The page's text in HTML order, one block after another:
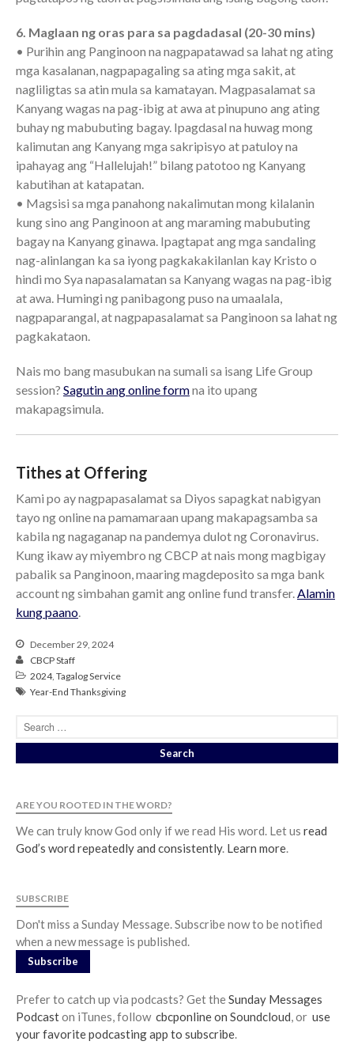
6. Maglaan ng oras para sa pagdadasal (20-30 mins)
• Purihin ang Panginoon na nagpapatawad sa lahat ng ating
mga kasalanan, nagpapagaling sa ating mga sakit, at
nagliligtas sa atin mula sa kamatayan. Magpasalamat sa
Kanyang wagas na pag-ibig at awa at pinupuno ang ating
buhay ng mabubuting bagay. Ipagdasal na huwag mong
kalimutan ang Kanyang mga sakripisyo at patuloy na
ipahayag ang “Hallelujah!” bilang patotoo ng Kanyang
kabutihan at katapatan.
• Magsisi sa mga panahong nakalimutan mong kilalanin
kung sino ang Panginoon at ang maraming mabubuting
bagay na Kanyang ginawa. Ipagtapat ang mga sandaling
nag-alinlangan ka sa iyong pagkakakilanlan kay Kristo o
hindi mo Sya napasalamatan sa Kanyang wagas na pag-ibig
at awa. Humingi ng panibagong puso na umaalala,
nagpaparangal, at nagpapasalamat sa Panginoon sa lahat ng
pagkakataon.
Nais mo bang masubukan na sumali sa isang Life Group
session? Sagutin ang online formna ito upang
makapagsimula.
Tithes at Offering
Kami po ay nagpapasalamat sa Diyos sapagkat nabigyan
tayo ng online na pamamaraan upang makapagsamba sa
kabila ng nagaganap na pandemya dulot ng Coronavirus.
Kung ikaw ay miyembro ng CBCP at nais mong magbigay
pabalik sa Panginoon, maaring magdeposito sa mga bank
account ng simbahan gamit ang online fund transfer.Alamin
kung paano.
December 29, 2024
CBCP Staff
2024, Tagalog Service
Year-End Thanksgiving
ARE YOU ROOTED IN THE WORD?
We can truly know God only if we read His word. Let us read
God’s word repeatedly and consistently. Learn more.
SUBSCRIBE
Don't miss a Sunday Message. Subscribe now to be notified
when a new message is published.
Subscribe
Prefer to catch up via podcasts? Get theSunday Messages
Podcaston iTunes, follow cbcponline on Soundcloud, or use
your favorite podcasting app to subscribe.